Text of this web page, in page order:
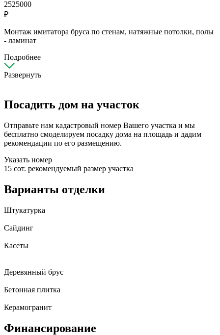
2525000
₽
Монтаж имитатора бруса по стенам, натяжные потолки, полы
- ламинат
Подробнее
Развернуть
Посадить дом на участок
Отправьте нам кадастровый номер Вашего участка и мы
бесплатно смоделируем посадку дома на площадь и дадим
рекомендации по его размещению.
Указать номер
15 сот. рекомендуемый размер участка
Варианты отделки
Штукатурка
Сайдинг
Касеты
Деревянный брус
Бетонная плитка
Керамогранит
Финансирование